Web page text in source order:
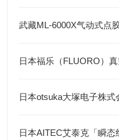
武藏ML-6000X气动式点
日本AITEC艾泰克「瞬